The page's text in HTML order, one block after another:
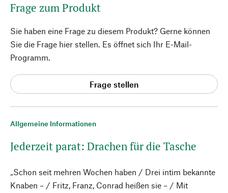
Allgemeine Informationen
Jederzeit parat: Drachen für die Tasche
„Schon seit mehren Wochen haben / Drei intim bekannte
Knaben – / Fritz, Franz, Conrad heißen sie – / Mit
Frage zum Produkt
Sie haben eine Frage zu diesem Produkt? Gerne können
Sie die Frage hier stellen. Es öffnet sich Ihr E-Mail-
Programm.
Frage stellen